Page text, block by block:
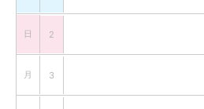
日 2
月 3